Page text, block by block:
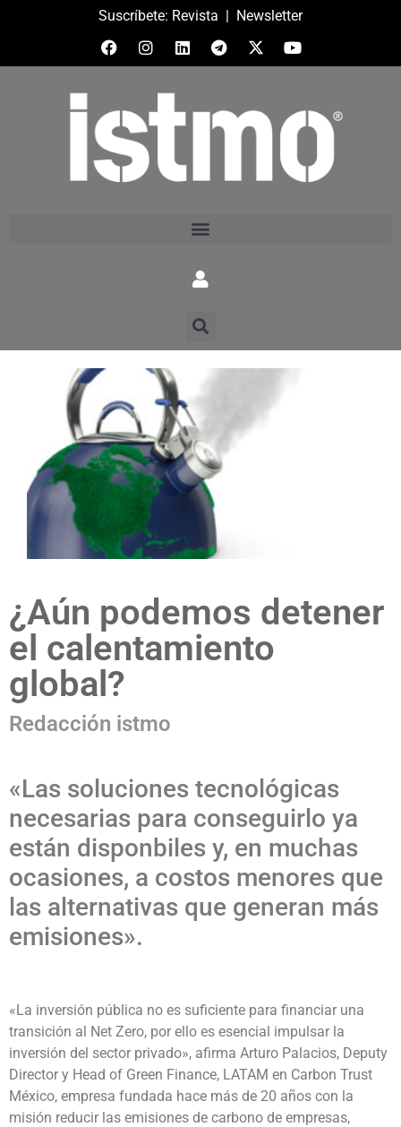
Suscríbete: Revista | Newsletter
¿Aún podemos detener
el calentamiento
global?
Redacción istmo
«Las soluciones tecnológicas
necesarias para conseguirlo ya
están disponbiles y, en muchas
ocasiones, a costos menores que
las alternativas que generan más
emisiones».
«La inversión pública no es suficiente para financiar una
transición al Net Zero, por ello es esencial impulsar la
inversión del sector privado», afirma Arturo Palacios, Deputy
Director y Head of Green Finance, LATAM en Carbon Trust
México, empresa fundada hace más de 20 años con la
misión reducir las emisiones de carbono de empresas,